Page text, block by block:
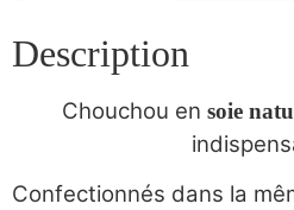
Description
Chouchou en soie
Confectionnés dans la